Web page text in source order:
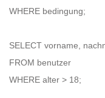
WHERE bedingung;
SELECT vorname,
FROM benutzer
WHERE alter > 18;